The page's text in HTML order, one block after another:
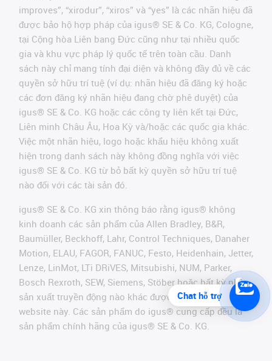
improves”, “xirodur”, “xiros” và “yes” là các nhãn hiệu đã
được bảo hộ hợp pháp của igus® SE & Co. KG, Cologne,
tại Cộng hòa Liên bang Đức cũng như tại nhiều quốc
gia và khu vực pháp lý quốc tế trên toàn cầu. Danh
sách này chỉ mang tính đại diện và không đầy đủ về các
quyền sở hữu trí tuệ (ví dụ: nhãn hiệu đã đăng ký hoặc
các đơn đăng ký nhãn hiệu đang chờ phê duyệt) của
igus® SE & Co. KG hoặc các công ty liên kết tại Đức,
Liên minh Châu Âu, Hoa Kỳ và/hoặc các quốc gia khác.
Việc một nhãn hiệu, logo hoặc khẩu hiệu không xuất
hiện trong danh sách này không đồng nghĩa với việc
igus® SE & Co. KG từ bỏ bất kỳ quyền sở hữu trí tuệ
nào đối với các tài sản đó.
igus® SE & Co. KG xin thông báo rằng igus® không
kinh doanh các sản phẩm của Allen Bradley, B&R,
Baumüller, Beckhoff, Lahr, Control Techniques, Danaher
Motion, ELAU, FAGOR, FANUC, Festo, Heidenhain, Jetter,
Lenze, LinMot, LTi DRiVES, Mitsubishi, NUM, Parker,
Bosch Rexroth, SEW, Siemens, Stöber hoặc bất kỳ nhà
sản xuất truyền động nào khác được đề cập trên
website này. Các sản phẩm do igus® cung cấp đều là
sản phẩm chính hãng của igus® SE & Co. KG.
Chat hỗ trợ